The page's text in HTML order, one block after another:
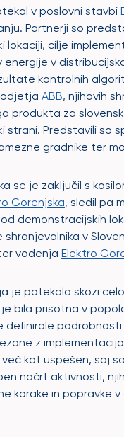
v poslovni stavbi
Partnerji so
lokaciji, cilje
energije v
kontrolnih
ABB, njihovih
produkta za
strani. Predstavili so
gradnike ter
se je zaključil s
Gorenjska, sledil pa
demonstracijskih
v
vodenja Elektro
je potekala skozi
bila prisotna v
definirale
z
kot uspešen, saj
načrt aktivnosti,
korake in popravke